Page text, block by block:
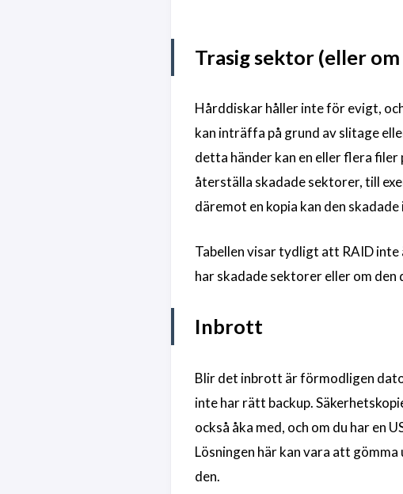
Trasig sektor (eller
Hårddiskar håller inte för evigt,
kan inträffa på grund av slitage
detta händer kan en eller flera
återställa skadade sektorer, till
däremot en kopia kan den
Tabellen visar tydligt att RAID inte
har skadade sektorer eller om den
Inbrott
Blir det inbrott är förmodligen
inte har rätt backup.
också åka med, och om du har en
Lösningen här kan vara att gömma
den.